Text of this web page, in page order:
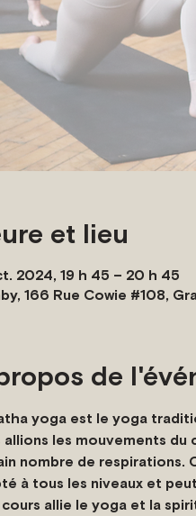
et lieu
2024, 19 h 45 – 20 h 45
166 Rue Cowie #108,
de
yoga est le yoga
allions les mouvements
nombre de respirations.
à tous les niveaux et
allie le yoga et la